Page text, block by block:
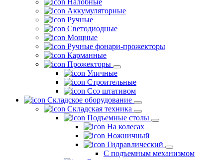
Налобные
Аккумуляторные
Ручные
Светодиодные
Мощные
Ручные фонари-прожекторы
Карманные
Прожекторы
Уличные
Строительные
Ссо штативом
Складское оборудование
Складская техника
Подъемные столы
На колесах
Ножничный
Гидравлический
С подъемным механизмом